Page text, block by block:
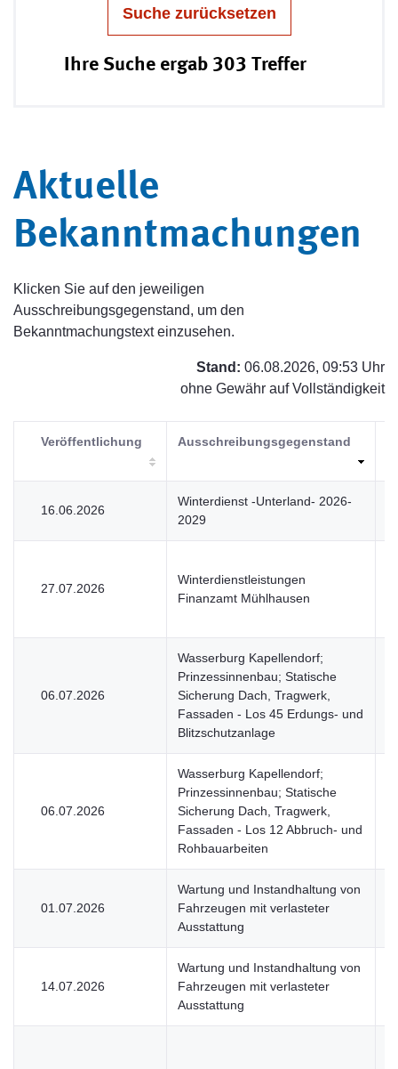
Suche zurücksetzen
Ihre Suche ergab 303 Treffer
Aktuelle
Bekanntmachungen
Klicken Sie auf den jeweiligen
Ausschreibungsgegenstand, um den
Bekanntmachungstext einzusehen.
Stand: 06.08.2026, 09:53 Uhr
ohne Gewähr auf Vollständigkeit
Veröffentlichung Ausschreibungsgegenstand
16.06.2026
Winterdienst -Unterland- 2026-
2029
27.07.2026
Winterdienstleistungen
Finanzamt Mühlhausen
06.07.2026
Wasserburg Kapellendorf;
Prinzessinnenbau; Statische
Sicherung Dach, Tragwerk,
Fassaden - Los 45 Erdungs- und
Blitzschutzanlage
06.07.2026
Wasserburg Kapellendorf;
Prinzessinnenbau; Statische
Sicherung Dach, Tragwerk,
Fassaden - Los 12 Abbruch- und
Rohbauarbeiten
01.07.2026
Wartung und Instandhaltung von
Fahrzeugen mit verlasteter
Ausstattung
14.07.2026
Wartung und Instandhaltung von
Fahrzeugen mit verlasteter
Ausstattung